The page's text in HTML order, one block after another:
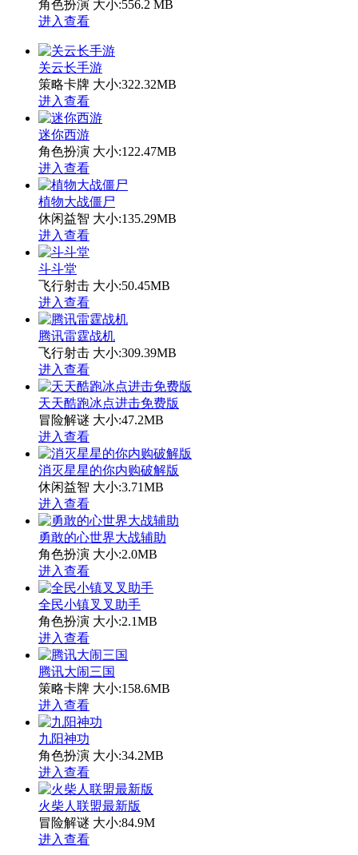
角色扮演 大小:556.2 MB
进入查看
关云长手游
策略卡牌 大小:322.32MB
进入查看
迷你西游
角色扮演 大小:122.47MB
进入查看
植物大战僵尸
休闲益智 大小:135.29MB
进入查看
斗斗堂
飞行射击 大小:50.45MB
进入查看
腾讯雷霆战机
飞行射击 大小:309.39MB
进入查看
天天酷跑冰点进击免费版
冒险解谜 大小:47.2MB
进入查看
消灭星星的你内购破解版
休闲益智 大小:3.71MB
进入查看
勇敢的心世界大战辅助
角色扮演 大小:2.0MB
进入查看
全民小镇叉叉助手
角色扮演 大小:2.1MB
进入查看
腾讯大闹三国
策略卡牌 大小:158.6MB
进入查看
九阳神功
角色扮演 大小:34.2MB
进入查看
火柴人联盟最新版
冒险解谜 大小:84.9M
进入查看